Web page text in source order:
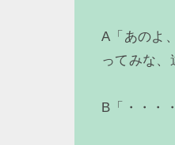
A「あのよ
ってみな、
B「・・・